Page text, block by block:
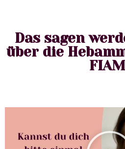
Das sagen
über die